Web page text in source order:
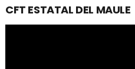
CFT ESTATAL DEL MAULE